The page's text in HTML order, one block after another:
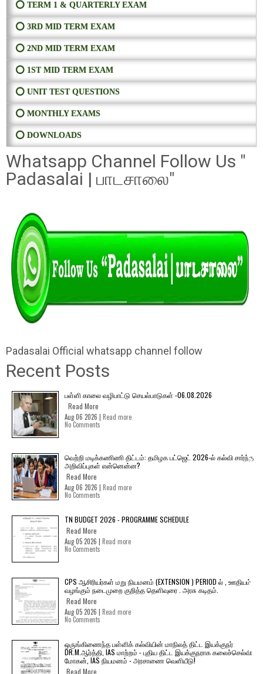
⭕ TERM 1 & QUARTERLY EXAM
⭕ 3RD MID TERM EXAM
⭕ 2ND MID TERM EXAM
⭕ 1ST MID TERM EXAM
⭕ UNIT TEST QUESTIONS
⭕ MONTHLY EXAMS
⭕ DOWNLOADS
Whatsapp Channel Follow Us "
Padasalai | பாடசாலை"
Padasalai Official whatsapp channel follow
Recent Posts
பள்ளி காலை வழிபாட்டு செயல்பாடுகள் -06.08.2026
Read More
Aug 06 2026 | Read more
No Comments
வெற்றி மடிக்கணிணி திட்டம்: தமிழக பட்ஜெட் 2026-ல் கல்வி சார்ந்த
அறிவிப்புகள் என்னென்ன?
Read More
Aug 06 2026 | Read more
No Comments
TN BUDGET 2026 - PROGRAMME SCHEDULE
Read More
Aug 05 2026 | Read more
No Comments
CPS ஆசிரியர்கள் மறு நியமனம் (EXTENSION ) PERIOD ல் , ஊதியம்
வழங்கும் நடைமுறை குறித்த தெளிவுரை . அரசு கடிதம்.
Read More
Aug 05 2026 | Read more
No Comments
ஒருங்கிணைந்த பள்ளிக் கல்வியின் மாநிலத் திட்ட இயக்குநர்
DR.M.ஆர்த்தி, IAS மாற்றம் - புதிய திட்ட இயக்குநராக கலைச்செல்வி
மோகன், IAS நியமனம் - அரசாணை வெளியீடு!
Read More